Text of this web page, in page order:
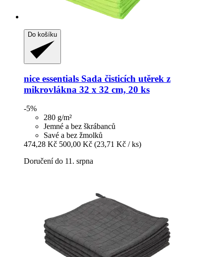
Do košíku
nice essentials Sada čisticích utěrek z
mikrovlákna 32 x 32 cm, 20 ks
-5%
280 g/m²
Jemné a bez škrábanců
Savé a bez žmolků
474,28 Kč 500,00 Kč (23,71 Kč / ks)
Doručení do 11. srpna